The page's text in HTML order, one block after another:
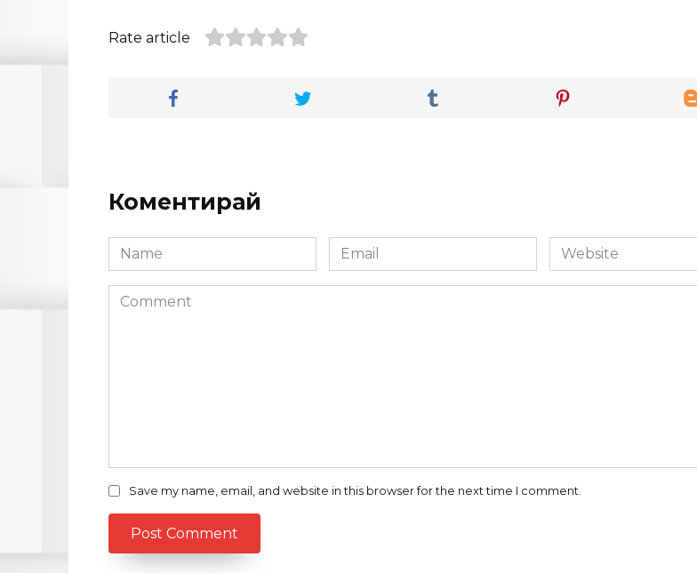
Rate article
Коментирай
Name
*
Email
*
Website
Comment
Save my name, email, and website in this browser for the next time I comment.